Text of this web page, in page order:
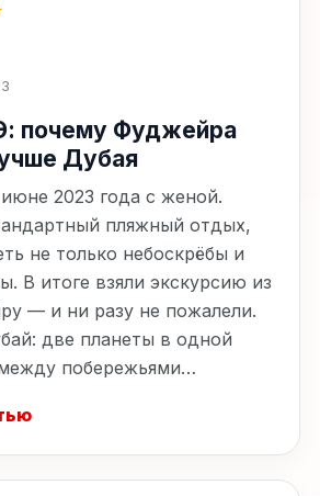
почему Фуджейра
Дубая
2023 года с женой.
пляжный отдых,
не только небоскрёбы и
В итоге взяли экскурсию из
— и ни разу не пожалели.
две планеты в одной
побережьями…